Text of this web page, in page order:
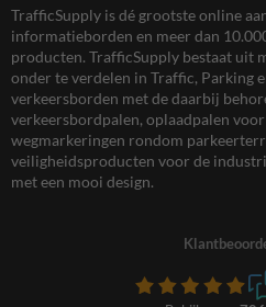
TrafficSupply is dé grootste online
informatieborden en meer dan
producten. TrafficSupply bestaat uit
onder te verdelen in Traffic, Parking
verkeersborden met de daarbij
verkeersbordpalen, oplaadpalen voor
wegmarkeringen rondom
veiligheidsproducten voor de
met een mooi design.